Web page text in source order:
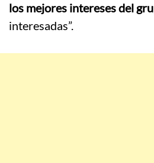
los mejores intereses del
interesadas”.